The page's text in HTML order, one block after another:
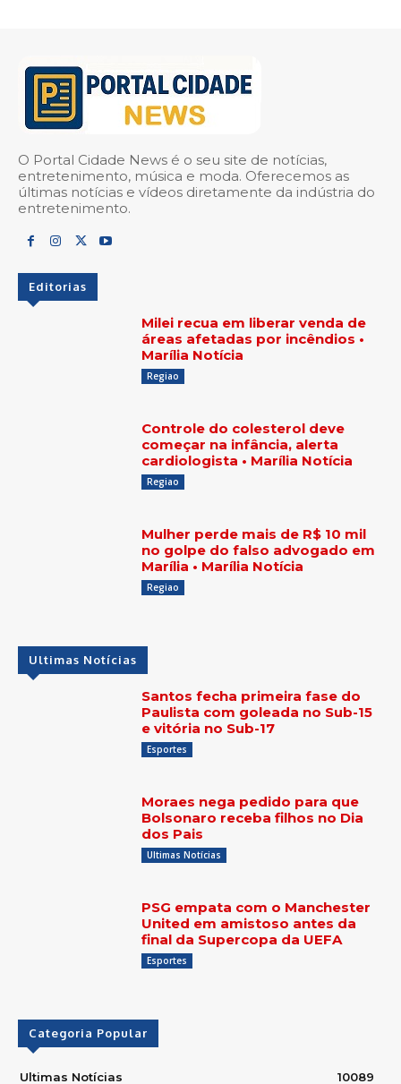
O Portal Cidade News é o seu site de notícias,
entretenimento, música e moda. Oferecemos as
últimas notícias e vídeos diretamente da indústria do
entretenimento.
Editorias
Milei recua em liberar venda de
áreas afetadas por incêndios •
Marília Notícia
Regiao
Controle do colesterol deve
começar na infância, alerta
cardiologista • Marília Notícia
Regiao
Mulher perde mais de R$ 10 mil
no golpe do falso advogado em
Marília • Marília Notícia
Regiao
Ultimas Notícias
Santos fecha primeira fase do
Paulista com goleada no Sub-15
e vitória no Sub-17
Esportes
Moraes nega pedido para que
Bolsonaro receba filhos no Dia
dos Pais
Ultimas Notícias
PSG empata com o Manchester
United em amistoso antes da
final da Supercopa da UEFA
Esportes
Categoria Popular
Ultimas Notícias 10089